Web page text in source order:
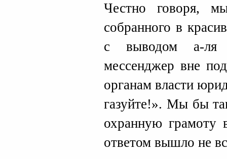
Честно говоря,
собранного в
с выводом а-ля
мессенджер вне
органам власти
газуйте!». Мы бы
охранную грамоту
ответом вышло не